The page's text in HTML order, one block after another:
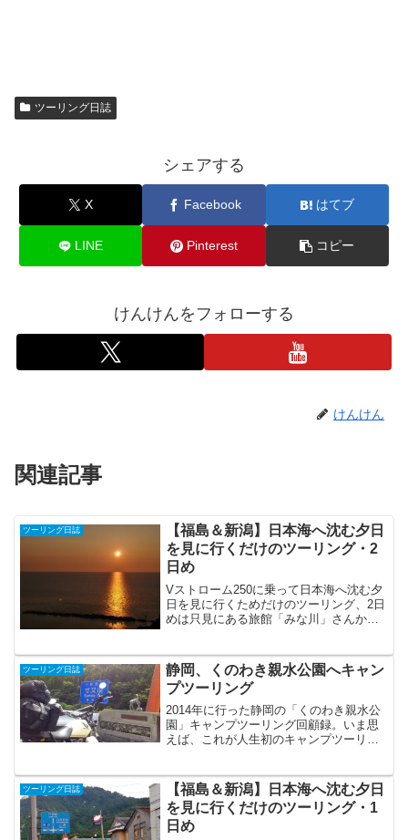
ツーリング日誌
シェアする
X Facebook はてブ
LINE Pinterest コピー
けんけんをフォローする
けんけん
関連記事
ツーリング日誌
【福島＆新潟】日本海へ沈む夕日
を見に行くだけのツーリング・2
日め
Vストローム250に乗って日本海へ沈む夕
日を見に行くためだけのツーリング、2日
めは只見にある旅館「みな川」さんから
みにグーグルマップを開きつつ、どこ行
こうか？なんて、...
ツーリング日誌
静岡、くのわき親水公園へキャン
プツーリング
2014年に行った静岡の「くのわき親水公
園」キャンプツーリング回顧録。いま思
えば、これが人生初のキャンプツーリン
ひたすら下道をトコトコと静岡まで向か
う。今になって思えば...
ツーリング日誌
【福島＆新潟】日本海へ沈む夕日
を見に行くだけのツーリング・1
日め